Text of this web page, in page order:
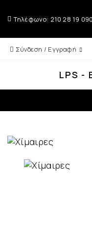
Τηλέφωνο: 210 28 19 090
Σύνδεση / Εγγραφή
LPS -